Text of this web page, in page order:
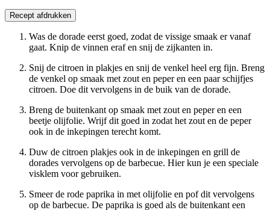
Recept afdrukken
Was de dorade eerst goed, zodat de vissige smaak er vanaf
gaat. Knip de vinnen eraf en snij de zijkanten in.
Snij de citroen in plakjes en snij de venkel heel erg fijn. Breng
de venkel op smaak met zout en peper en een paar schijfjes
citroen. Doe dit vervolgens in de buik van de dorade.
Breng de buitenkant op smaak met zout en peper en een
beetje olijfolie. Wrijf dit goed in zodat het zout en de peper
ook in de inkepingen terecht komt.
Duw de citroen plakjes ook in de inkepingen en grill de
dorades vervolgens op de barbecue. Hier kun je een speciale
visklem voor gebruiken.
Smeer de rode paprika in met olijfolie en pof dit vervolgens
op de barbecue. De paprika is goed als de buitenkant een